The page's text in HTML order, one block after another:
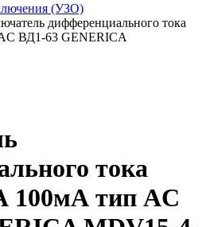
(УЗО)
дифференциального тока
ВД1-63 GENERICA
тока
100мА тип AC